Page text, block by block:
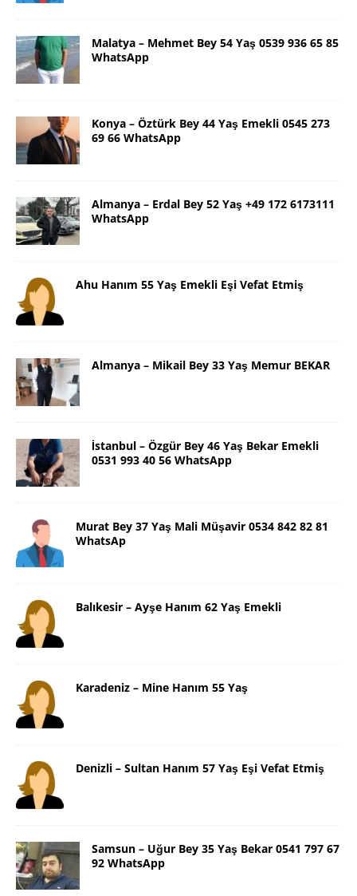
Malatya – Mehmet Bey 54 Yaş 0539 936 65 85
WhatsApp
Konya – Öztürk Bey 44 Yaş Emekli 0545 273
69 66 WhatsApp
Almanya – Erdal Bey 52 Yaş +49 172 6173111
WhatsApp
Ahu Hanım 55 Yaş Emekli Eşi Vefat Etmiş
Almanya – Mikail Bey 33 Yaş Memur BEKAR
İstanbul – Özgür Bey 46 Yaş Bekar Emekli
0531 993 40 56 WhatsApp
Murat Bey 37 Yaş Mali Müşavir 0534 842 82 81
WhatsAp
Balıkesir – Ayşe Hanım 62 Yaş Emekli
Karadeniz – Mine Hanım 55 Yaş
Denizli – Sultan Hanım 57 Yaş Eşi Vefat Etmiş
Samsun – Uğur Bey 35 Yaş Bekar 0541 797 67
92 WhatsApp